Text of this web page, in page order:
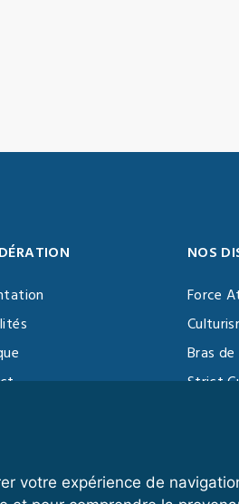
votre expérience de
NOS
Force
Bras
Strict